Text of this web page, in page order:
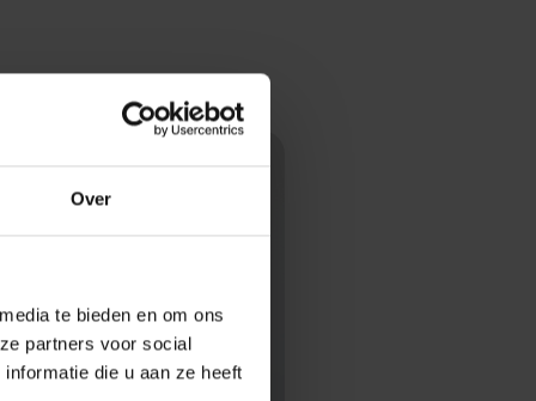
Over
te bieden en om ons
partners voor social
die u aan ze heeft